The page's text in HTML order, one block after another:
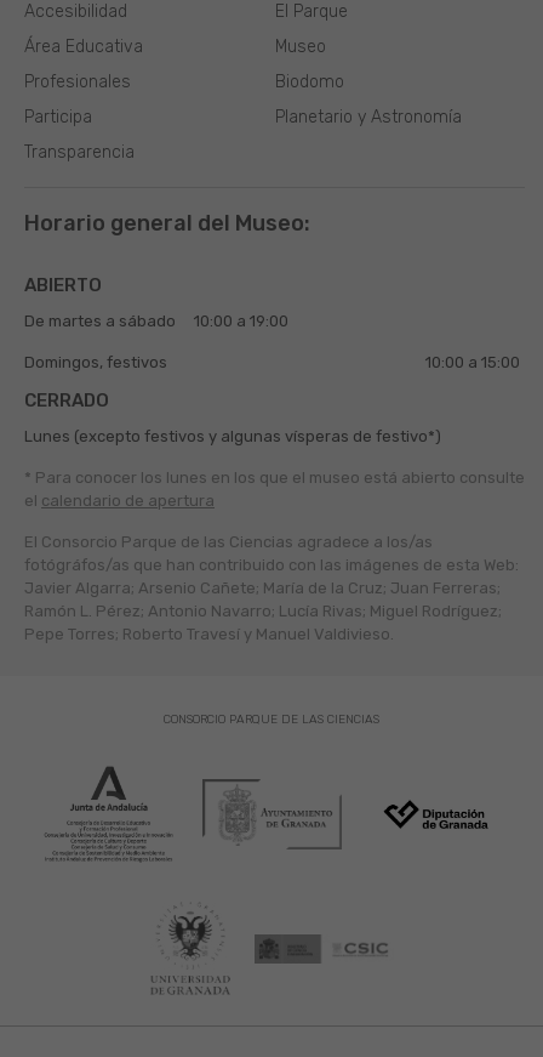
El Parque
Museo
Biodomo
Planetario y Astronomía
Área Educativa
Profesionales
Participa
Transparencia
Accesibilidad
Horario general del Museo:
ABIERTO
De martes a sábado 10:00 a 19:00
Domingos, festivos 10:00 a 15:00
CERRADO
Lunes (excepto festivos y algunas vísperas de festivo*)
* Para conocer los lunes en los que el museo está abierto consulte
el calendario de apertura
El Consorcio Parque de las Ciencias agradece a los/as
fotógráfos/as que han contribuido con las imágenes de esta Web:
Javier Algarra; Arsenio Cañete; María de la Cruz; Juan Ferreras;
Ramón L. Pérez; Antonio Navarro; Lucía Rivas; Miguel Rodríguez;
Pepe Torres; Roberto Travesí y Manuel Valdivieso.
CONSORCIO PARQUE DE LAS CIENCIAS